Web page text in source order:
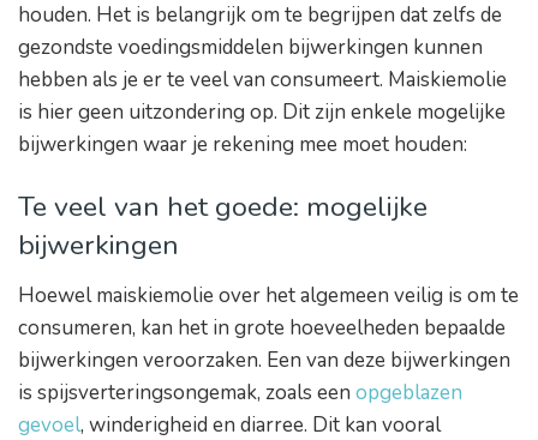
houden. Het is belangrijk om te begrijpen dat zelfs de
gezondste voedingsmiddelen bijwerkingen kunnen
hebben als je er te veel van consumeert. Maiskiemolie
is hier geen uitzondering op. Dit zijn enkele mogelijke
bijwerkingen waar je rekening mee moet houden:
Te veel van het goede: mogelijke
bijwerkingen
Hoewel maiskiemolie over het algemeen veilig is om te
consumeren, kan het in grote hoeveelheden bepaalde
bijwerkingen veroorzaken. Een van deze bijwerkingen
is spijsverteringsongemak, zoals een opgeblazen
gevoel, winderigheid en diarree. Dit kan vooral